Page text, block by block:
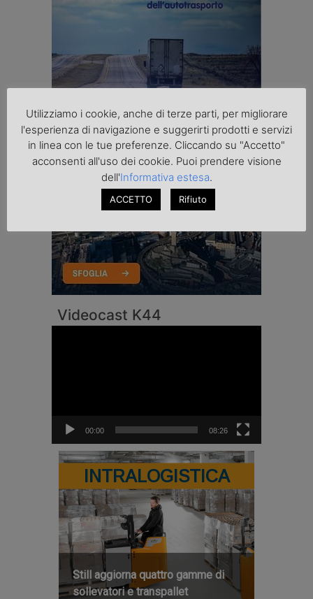
Videocast K44
00:00 08:26
INTRALOGISTICA
Still aggiorna quattro gamme di
sollevatori e transpallet
Utilizziamo i cookie, anche di terze parti, per migliorare
l'esperienza di navigazione e suggerirti prodotti e servizi
in linea con le tue preferenze. Cliccando su "Accetto"
acconsenti all'uso dei cookie. Puoi prendere visione
dell'Informativa estesa.
ACCETTO Rifiuto